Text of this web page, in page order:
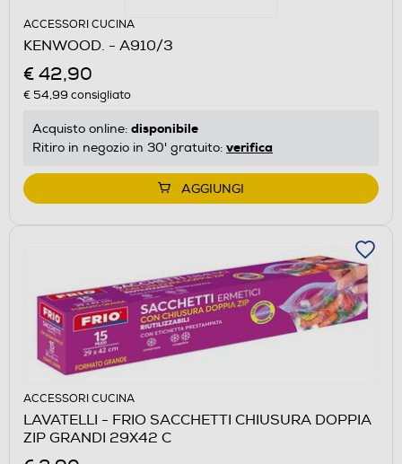
ACCESSORI CUCINA
KENWOOD. - A910/3
€ 42,90
€ 54,99 consigliato
Acquisto online: disponibile
Ritiro in negozio in 30' gratuito: verifica
AGGIUNGI
ACCESSORI CUCINA
LAVATELLI - FRIO SACCHETTI CHIUSURA DOPPIA
ZIP GRANDI 29X42 C